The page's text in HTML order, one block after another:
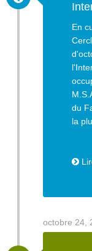
En
du
la
octobre 24,